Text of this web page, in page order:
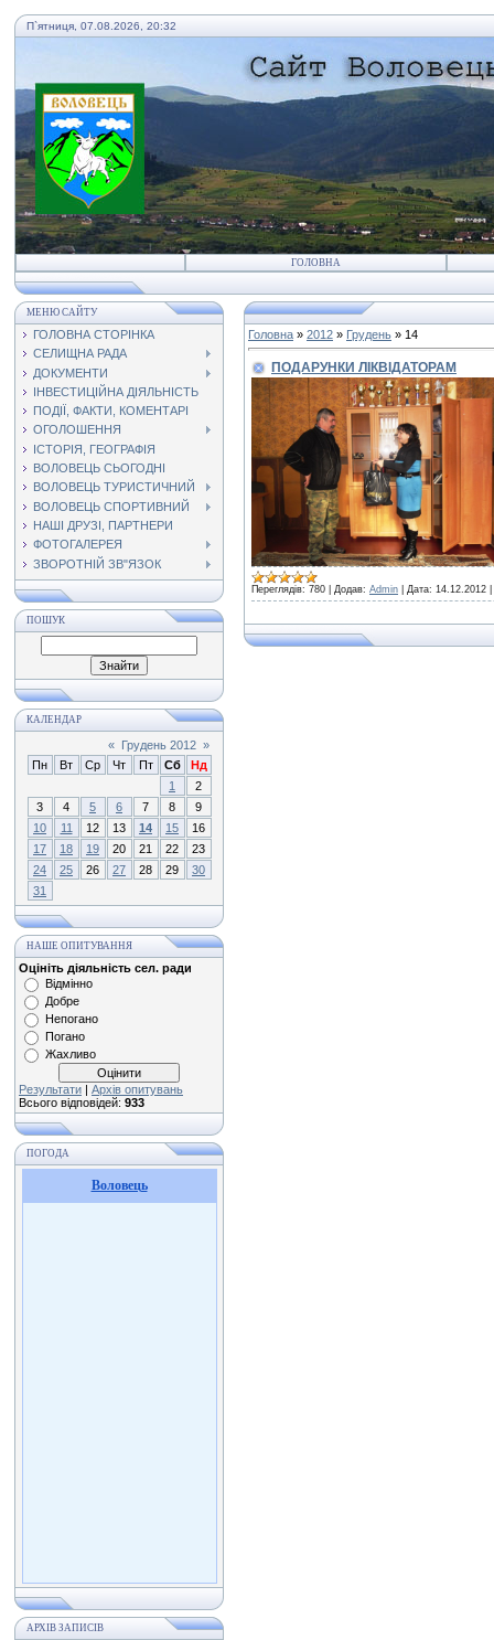
П`ятниця, 07.08.2026, 20:32
ГОЛОВНА
МЕНЮ САЙТУ
ГОЛОВНА СТОРІНКА
СЕЛИЩНА РАДА
ДОКУМЕНТИ
ІНВЕСТИЦІЙНА ДІЯЛЬНІСТЬ
ПОДІЇ, ФАКТИ, КОМЕНТАРІ
ОГОЛОШЕННЯ
ІСТОРІЯ, ГЕОГРАФІЯ
ВОЛОВЕЦЬ СЬОГОДНІ
ВОЛОВЕЦЬ ТУРИСТИЧНИЙ
ВОЛОВЕЦЬ СПОРТИВНИЙ
НАШІ ДРУЗІ, ПАРТНЕРИ
ФОТОГАЛЕРЕЯ
ЗВОРОТНІЙ ЗВ"ЯЗОК
ПОШУК
КАЛЕНДАР
« Грудень 2012 »
Пн
Вт Ср Чт Пт Сб
Нд
1
2
3
4 5 6 7 8
9
10
11 12 13 14 15
16
17
18 19 20 21 22
23
24
25 26 27 28 29
30
31
НАШЕ ОПИТУВАННЯ
Оцініть діяльність сел. ради
Відмінно
Добре
Непогано
Погано
Жахливо
Результати | Архів опитувань
Всього відповідей: 933
ПОГОДА
Воловець
АРХІВ ЗАПИСІВ
Головна » 2012 » Грудень » 14
ПОДАРУНКИ ЛІКВІДАТОРАМ
Переглядів: 780 Додав: Admin Дата: 14.12.2012